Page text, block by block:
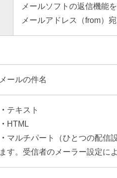
メールソフトの返信機能
メールアドレス（from）
メールの件名
・ テキスト
・ HTML
・ マルチパート（ひとつの配信
ます。受信者のメーラー設定に